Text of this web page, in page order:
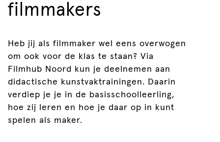
filmmakers
Heb jij als filmmaker wel eens overwogen
om ook voor de klas te staan? Via
Filmhub Noord kun je deelnemen aan
didactische kunstvaktrainingen. Daarin
verdiep je je in de basisschoolleerling,
hoe zij leren en hoe je daar op in kunt
spelen als maker.